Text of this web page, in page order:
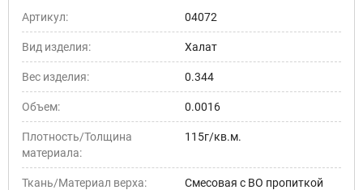
Артикул: 04072
Вид изделия: Халат
Вес изделия: 0.344
Объем: 0.0016
Плотность/Толщина
материала:
115г/кв.м.
Ткань/Материал верха: Смесовая с ВО пропиткой